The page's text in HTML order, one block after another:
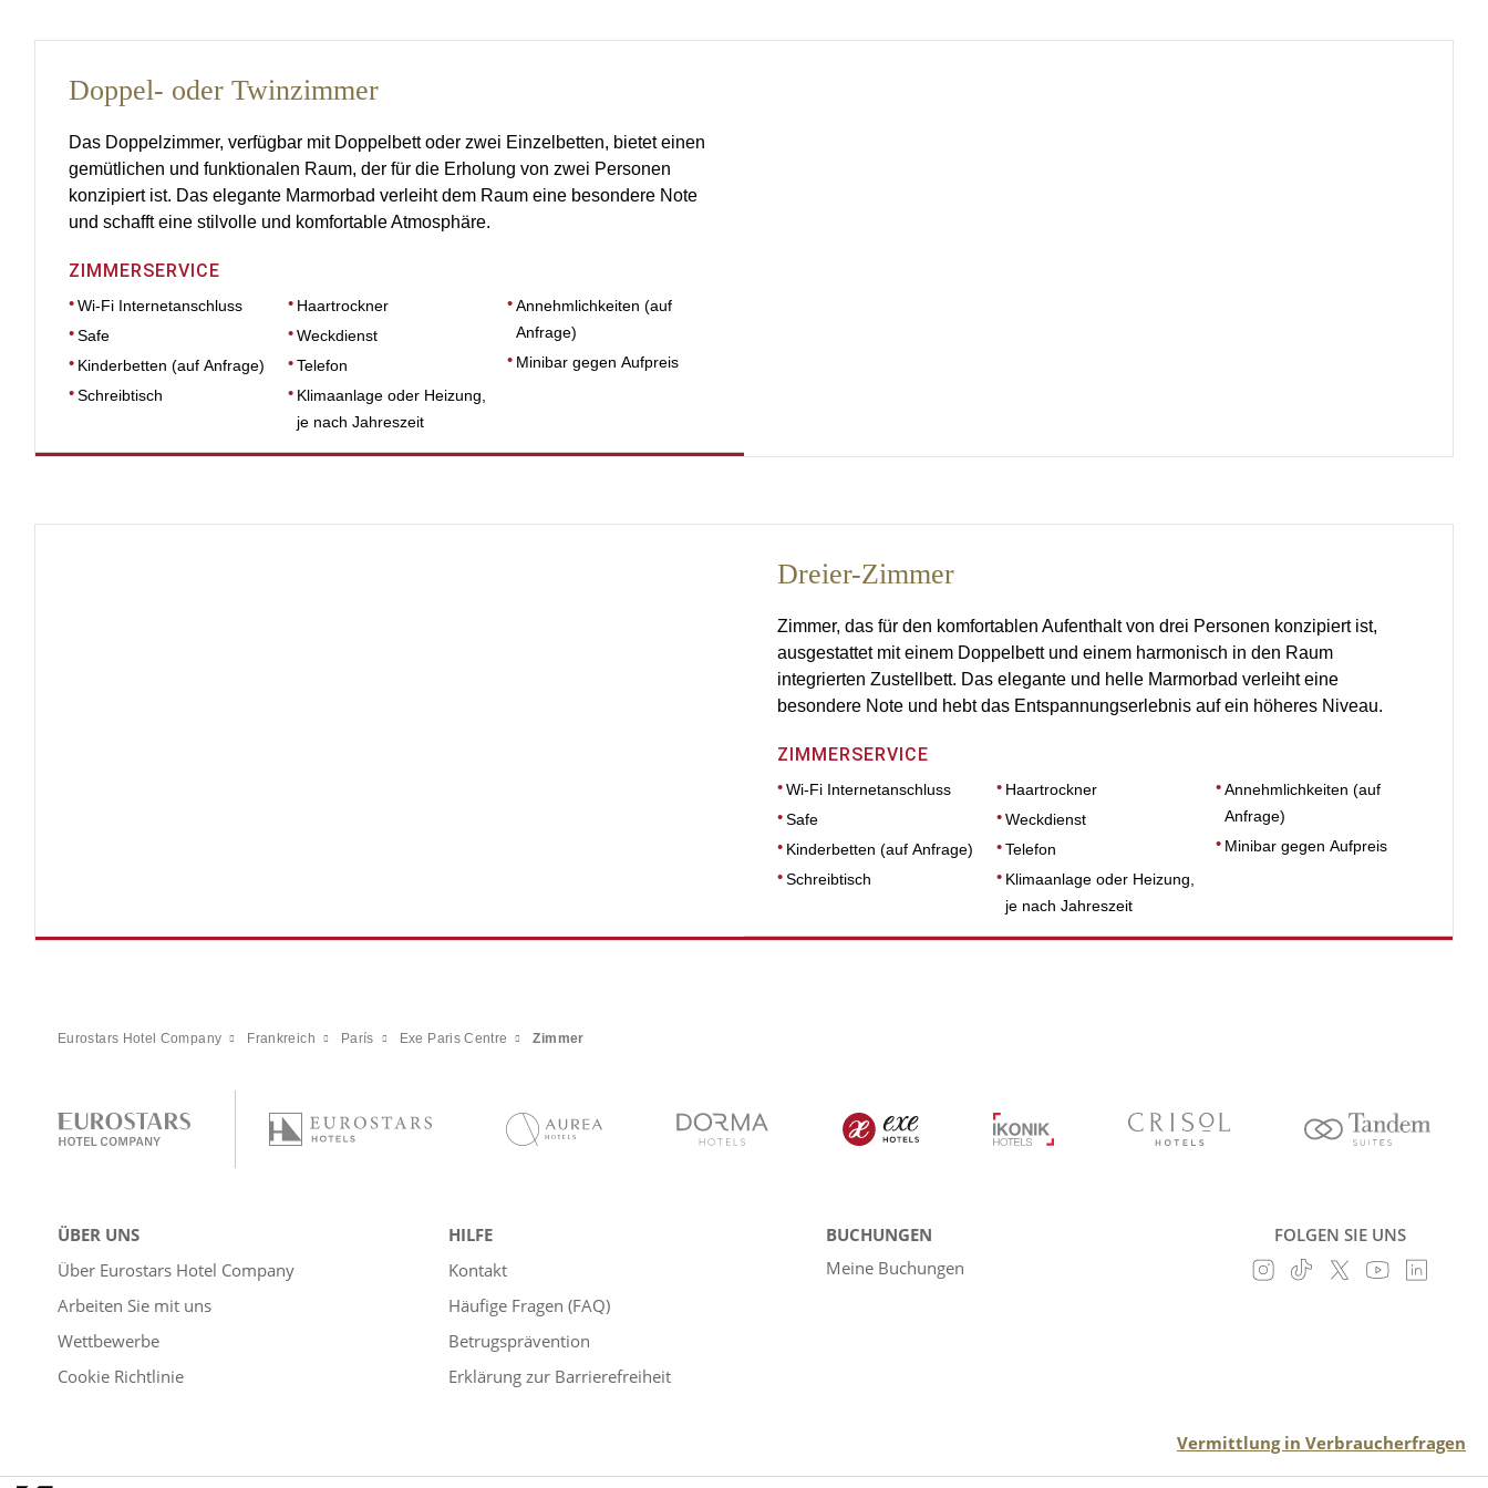
Doppel- oder Twinzimmer
Das Doppelzimmer, verfügbar mit Doppelbett oder zwei Einzelbetten, bietet einen
gemütlichen und funktionalen Raum, der für die Erholung von zwei Personen
konzipiert ist. Das elegante Marmorbad verleiht dem Raum eine besondere Note
und schafft eine stilvolle und komfortable Atmosphäre.
ZIMMERSERVICE
Wi-Fi Internetanschluss
Safe
Kinderbetten (auf Anfrage)
Schreibtisch
Haartrockner
Weckdienst
Telefon
Klimaanlage oder Heizung,
je nach Jahreszeit
Annehmlichkeiten (auf
Anfrage)
Minibar gegen Aufpreis
Dreier-Zimmer
Zimmer, das für den komfortablen Aufenthalt von drei Personen konzipiert ist,
ausgestattet mit einem Doppelbett und einem harmonisch in den Raum
integrierten Zustellbett. Das elegante und helle Marmorbad verleiht eine
besondere Note und hebt das Entspannungserlebnis auf ein höheres Niveau.
ZIMMERSERVICE
Wi-Fi Internetanschluss
Safe
Kinderbetten (auf Anfrage)
Schreibtisch
Haartrockner
Weckdienst
Telefon
Klimaanlage oder Heizung,
je nach Jahreszeit
Annehmlichkeiten (auf
Anfrage)
Minibar gegen Aufpreis
Eurostars Hotel Company Frankreich París Exe Paris Centre Zimmer
ÜBER UNS
Über Eurostars Hotel Company
Arbeiten Sie mit uns
Wettbewerbe
Cookie Richtlinie
HILFE
Kontakt
Häufige Fragen (FAQ)
Betrugsprävention
Erklärung zur Barrierefreiheit
BUCHUNGEN
Meine Buchungen
FOLGEN SIE UNS
Vermittlung in Verbraucherfragen